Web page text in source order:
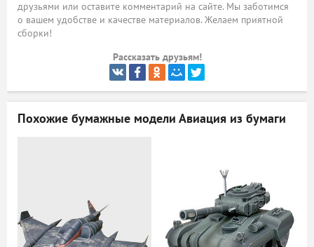
друзьями или оставите комментарий на сайте. Мы заботимся
о вашем удобстве и качестве материалов. Желаем приятной
сборки!
Рассказать друзьям!
Похожие бумажные модели Авиация из бумаги